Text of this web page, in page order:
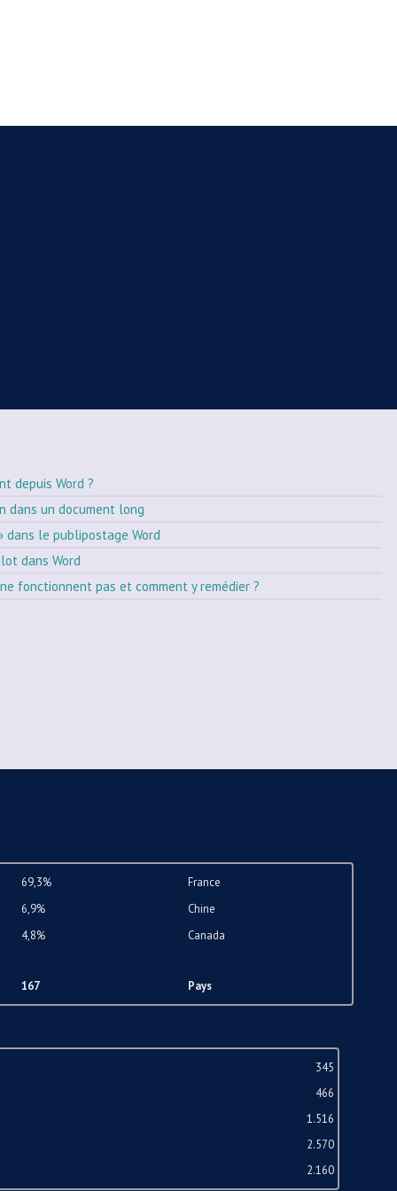
depuis Word ?
dans un document long
dans le publipostage Word
dans Word
fonctionnent pas et comment y remédier ?
69,3%
France
6,9%
Chine
4,8%
Canada
167 Pays
345
466
1.516
2.570
2.160